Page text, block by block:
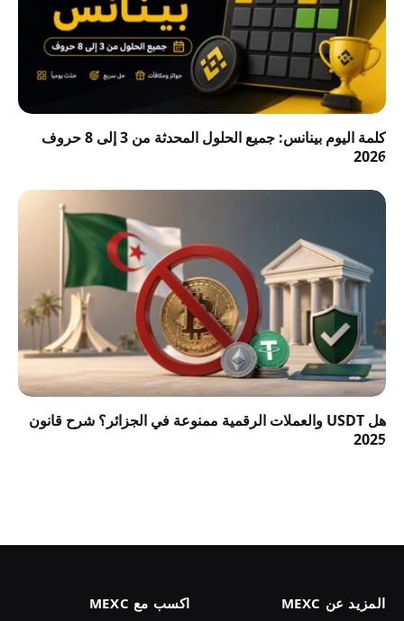
كلمة اليوم بينانس: جميع الحلول المحدثة من 3 إلى 8 حروف
2026
هل USDT والعملات الرقمية ممنوعة في الجزائر؟ شرح قانون
2025
المزيد عن MEXC اكسب مع MEXC